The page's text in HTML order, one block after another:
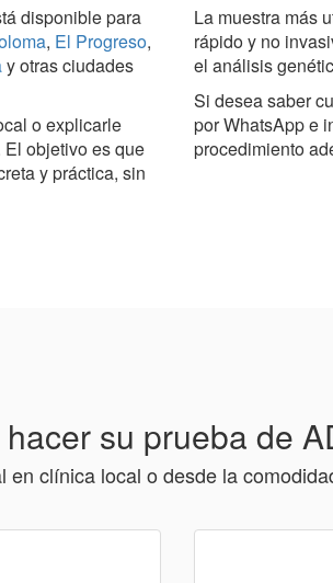
disponible para
, El Progreso,
y otras ciudades
o explicarle
El objetivo es que
y práctica, sin
La muestra más
rápido y no
el análisis
Si desea saber
por WhatsApp e
procedimiento
su prueba de
en clínica local o desde la